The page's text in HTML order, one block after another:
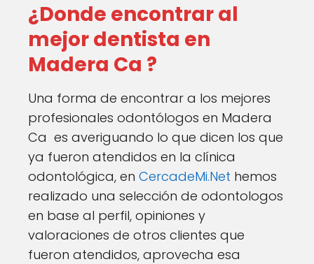
¿Donde encontrar al
mejor dentista en
Madera Ca ?
Una forma de encontrar a los mejores
profesionales odontólogos en Madera
Ca es averiguando lo que dicen los que
ya fueron atendidos en la clínica
odontológica, en CercadeMi.Net hemos
realizado una selección de odontologos
en base al perfil, opiniones y
valoraciones de otros clientes que
fueron atendidos, aprovecha esa